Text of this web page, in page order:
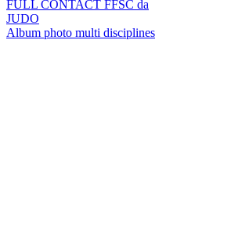
FULL CONTACT FFSC da
JUDO
Album photo multi disciplines